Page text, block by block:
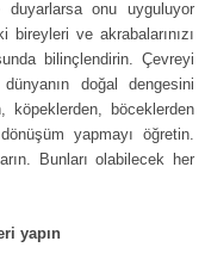
onu uyguluyor
bireyleri ve akrabalarınızı
bilinçlendirin. Çevreyi
doğal dengesini
köpeklerden, böceklerden
yapmayı öğretin.
Bunları olabilecek her
yapın